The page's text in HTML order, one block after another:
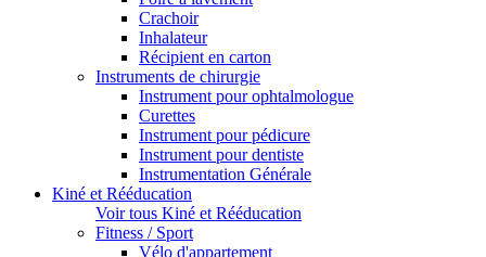
Crachoir
Inhalateur
Récipient en carton
Instruments de chirurgie
Instrument pour ophtalmologue
Curettes
Instrument pour pédicure
Instrument pour dentiste
Instrumentation Générale
Kiné et Rééducation
Voir tous Kiné et Rééducation
Fitness / Sport
Vélo d'appartement